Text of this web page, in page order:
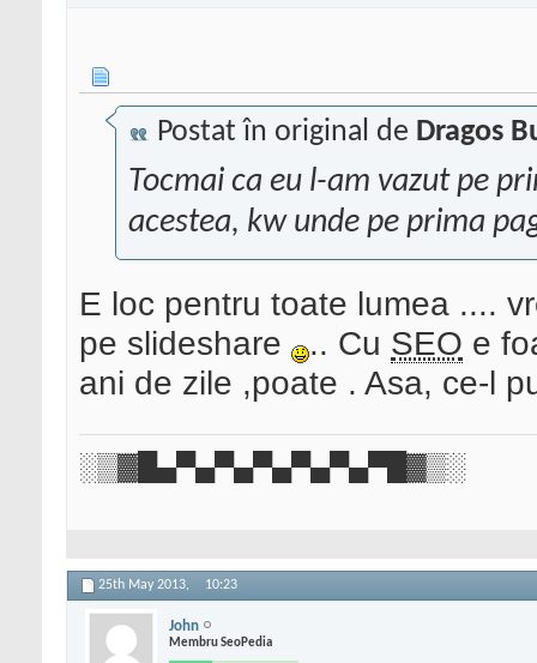
Postat în original de Dragos
Tocmai ca eu l-am vazut pe
acestea, kw unde pe prima
E loc pentru toate lumea ....
pe slideshare
.. Cu SEO e
ani de zile ,poate . Asa, ce-l
░▒▓█▄▀▄▀▄▀▄▀▄▀▄▀█▓▒░
25th May 2013, 10:23
John
Membru SeoPedia